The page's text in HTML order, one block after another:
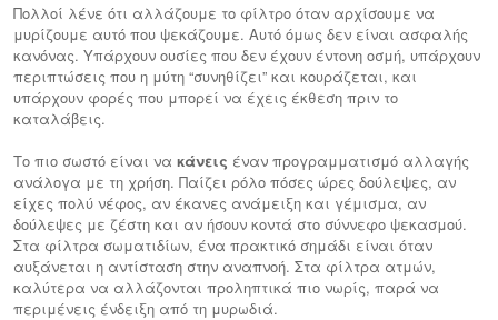
Πολλοί λένε ότι αλλάζουμε το φίλτρο όταν αρχίσουμε να
μυρίζουμε αυτό που ψεκάζουμε. Αυτό όμως δεν είναι ασφαλής
κανόνας. Υπάρχουν ουσίες που δεν έχουν έντονη οσμή, υπάρχουν
περιπτώσεις που η μύτη “συνηθίζει” και κουράζεται, και
υπάρχουν φορές που μπορεί να έχεις έκθεση πριν το
καταλάβεις.
Το πιο σωστό είναι να κάνεις έναν προγραμματισμό αλλαγής
ανάλογα με τη χρήση. Παίζει ρόλο πόσες ώρες δούλεψες, αν
είχες πολύ νέφος, αν έκανες ανάμειξη και γέμισμα, αν
δούλεψες με ζέστη και αν ήσουν κοντά στο σύννεφο ψεκασμού.
Στα φίλτρα σωματιδίων, ένα πρακτικό σημάδι είναι όταν
αυξάνεται η αντίσταση στην αναπνοή. Στα φίλτρα ατμών,
καλύτερα να αλλάζονται προληπτικά πιο νωρίς, παρά να
περιμένεις ένδειξη από τη μυρωδιά.